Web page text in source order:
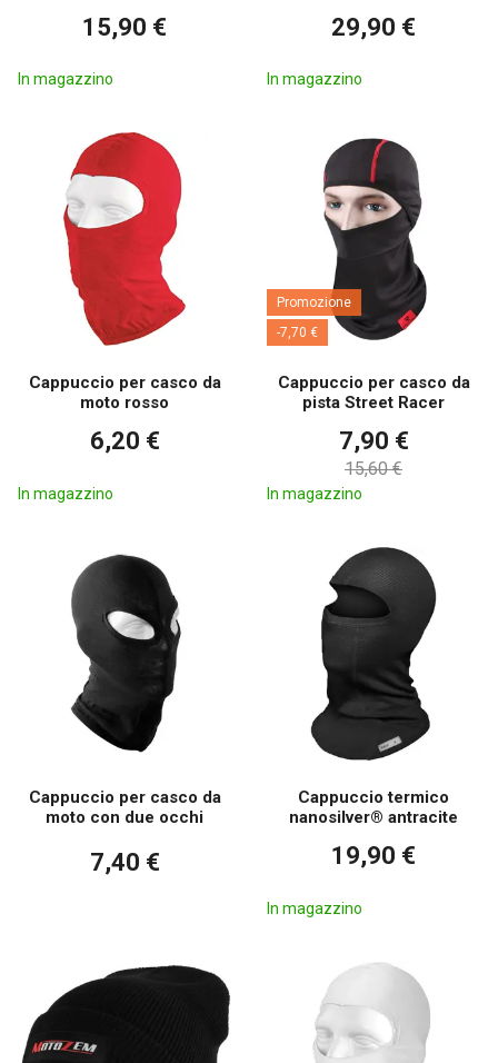
15,90 €
In magazzino
29,90 €
In magazzino
Cappuccio per casco da
moto rosso
6,20 €
In magazzino
Promozione
-7,70 €
Cappuccio per casco da
pista Street Racer
7,90 €
15,60 €
In magazzino
Cappuccio per casco da
moto con due occhi
7,40 €
Cappuccio termico
nanosilver® antracite
19,90 €
In magazzino